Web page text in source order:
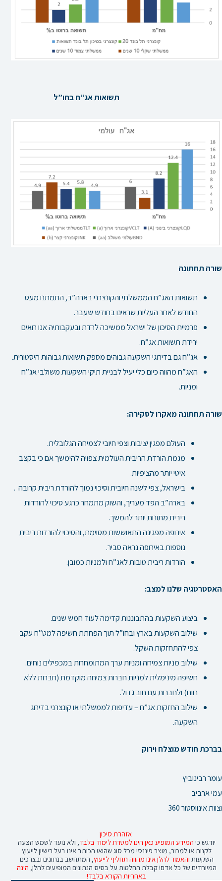
תשואות אג”ח בחו”ל
שורה תחתונה
תשואות האג”ח הממשלתי והקונצרני בארה”ב, התמתנו מעט
החודש לאחר העליות שראינו בחודש שעבר.
פרמיית הסיכון של ישראל ממשיכה לרדת ובעקבותיה אנו רואים
ירידת תשואות אג”ח.
אג”ח גם בדירוגי השקעה גבוהים מספק תשואות גבוהות היסטורית.
האג”ח מהווה כיום כלי יעיל לבניית תיקי השקעות משולבי אג”ח
ומניות.
שורה תחתונה מאקרו לסקירה:
העולם מפגין יציבות וצפי חיובי לצמיחה הגלובלית.
מגמת הורדת הריבית העולמית צפויה להימשך אם כי בקצב
איטי יותר מהציפיות.
בישראל, צפי לשנה חיובית וסיכוי נמוך להורדת ריבית קרובה .
בארה”ב הפד מעריך, והשוק מתמחר כרגע סיכוי להורדות
ריבית מתונות יותר להמשך.
אירופה מפגינה התאוששות מסוימת, והסיכוי להורדות ריבית
נוספות באירופה נראה סביר.
הורדות ריבית טובות לאג”ח ולמניות כמובן.
האסטרטגיה שלנו למצב:
ביצוע השקעות בהתבוננות קדימה לעוד חמש שנים.
שילוב השקעות בארץ ובחו”ל תוך הפחתת חשיפה למט”ח עקב
צפי להתחזקות השקל.
שילוב מניות צמיחה ומניות ערך המתומחרות במכפילים נוחים.
חשיפה מינימלית למניות חברות צמיחה מוקדמת (חברות ללא
רווח) ולחברות עם חוב גדול.
שילוב החזקות אג”ח – עדיפות לממשלתי או קונצרני בדירוג
השקעה.
בברכת חודש מוצלח וירוק
עומר רבינוביץ
עמי ארביב
וצוות אינווסטור 360
אזהרת סיכון
יודגש כי המידע המופיע כאן הינו למטרת לימוד בלבד, ולא נועד לשמש הצעה
לקנות או למכור, מוצר פיננסי מכל סוג שהוא! הכותב אינו בעל רישיון לייעוץ
השקעות והאמור להלן אינו מהווה תחליף לייעוץ, המתחשב בנתונים ובצרכים
המיוחדים של כל אדם! קבלת החלטות על בסיס הנתונים המופיעים להלן, הינה
באחריות הקורא בלבד!